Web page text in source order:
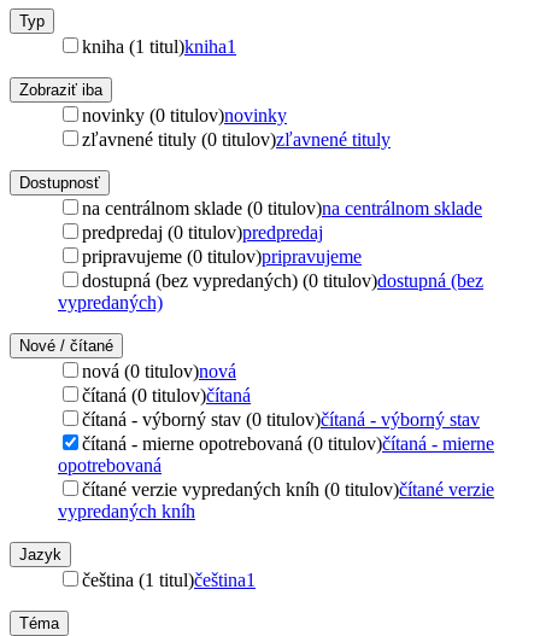
Typ
kniha (1 titul)kniha1
Zobraziť iba
novinky (0 titulov)novinky
zľavnené tituly (0 titulov)zľavnené tituly
Dostupnosť
na centrálnom sklade (0 titulov)na centrálnom sklade
predpredaj (0 titulov)predpredaj
pripravujeme (0 titulov)pripravujeme
dostupná (bez vypredaných) (0 titulov)dostupná (bez
vypredaných)
Nové / čítané
nová (0 titulov)nová
čítaná (0 titulov)čítaná
čítaná - výborný stav (0 titulov)čítaná - výborný stav
čítaná - mierne opotrebovaná (0 titulov)čítaná - mierne
opotrebovaná
čítané verzie vypredaných kníh (0 titulov)čítané verzie
vypredaných kníh
Jazyk
čeština (1 titul)čeština1
Téma